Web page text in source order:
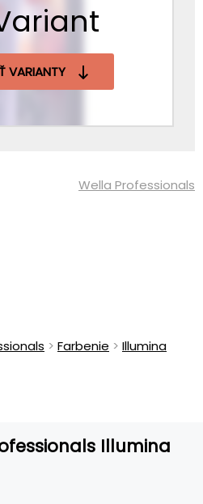
VARIANTY
Wella Professionals
Farbenie
Illumina
Illumina